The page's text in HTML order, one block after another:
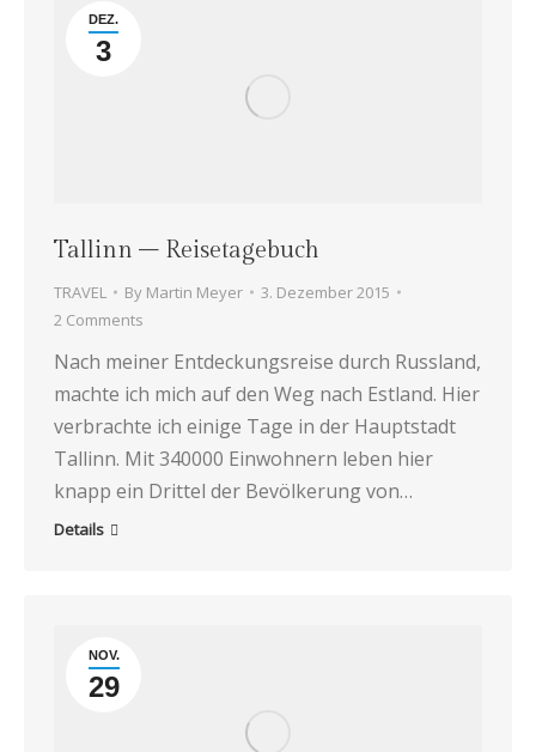
DEZ.
3
Tallinn – Reisetagebuch
TRAVEL By Martin Meyer
3. Dezember 2015
2 Comments
Nach meiner Entdeckungsreise durch Russland,
machte ich mich auf den Weg nach Estland. Hier
verbrachte ich einige Tage in der Hauptstadt
Tallinn. Mit 340000 Einwohnern leben hier
knapp ein Drittel der Bevölkerung von…
Details
NOV.
29